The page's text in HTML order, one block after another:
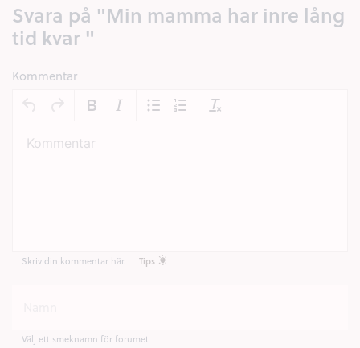
Svara på "Min mamma har inre lång
tid kvar "
Kommentar
Skriv din kommentar här. Tips
Välj ett smeknamn för forumet